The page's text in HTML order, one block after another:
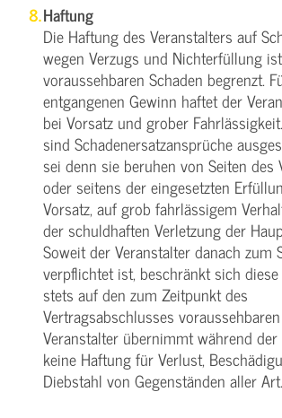
Haftung
Die Haftung des Veranstalters auf
wegen Verzugs und Nichterfüllung
voraussehbaren Schaden begrenzt.
entgangenen Gewinn haftet der
bei Vorsatz und grober
sind Schadenersatzansprüche
sei denn sie beruhen von Seiten des
oder seitens der eingesetzten
Vorsatz, auf grob fahrlässigem
der schuldhaften Verletzung der
Soweit der Veranstalter danach zum
verpflichtet ist, beschränkt sich
stets auf den zum Zeitpunkt des
Vertragsabschlusses
Veranstalter übernimmt während
keine Haftung für Verlust,
Diebstahl von Gegenständen aller Art.